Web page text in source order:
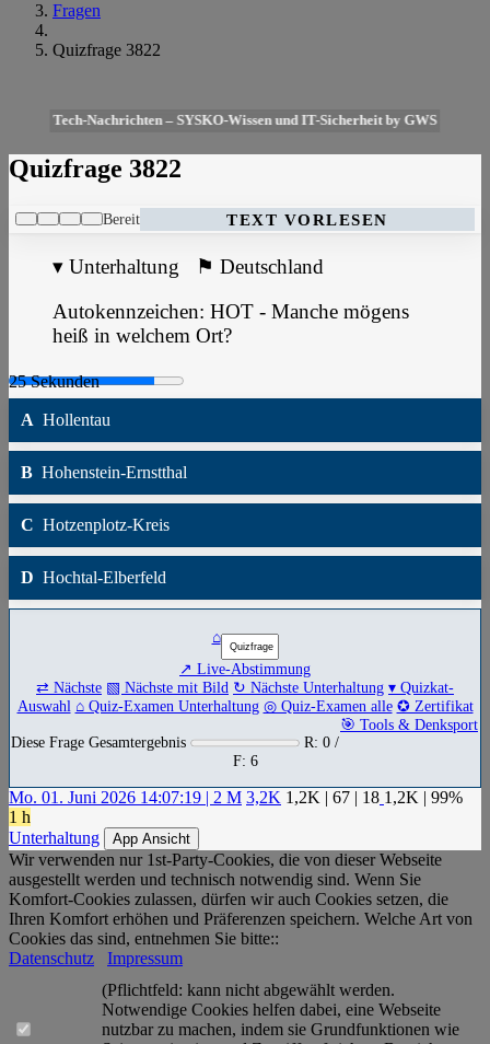
Fragen
Quizfrage 3822
Tech-Nachrichten – SYSKO-Wissen und IT-Sicherheit by GWS
Quizfrage 3822
Bereit TEXT VORLESEN
▾ Unterhaltung ⚑ Deutschland
Autokennzeichen: HOT - Manche mögens
heiß in welchem Ort?
A Hollentau
B Hohenstein-Ernstthal
C Hotzenplotz-Kreis
D Hochtal-Elberfeld
⌂
↗ Live-Abstimmung
⇄ Nächste ▧ Nächste mit Bild ↻ Nächste Unterhaltung ▾ Quizkat-
Auswahl ⌂ Quiz-Examen Unterhaltung ◎ Quiz-Examen alle ✪ Zertifikat
🎯 Tools & Denksport
Diese Frage Gesamtergebnis
R: 0 /
F: 6
Mo. 01. Juni 2026 14:07:19 | 2 M 3,2K 1,2K | 67 | 18 1,2K | 99%
1 h
Unterhaltung
App Ansicht
Wir verwenden nur 1st-Party-Cookies, die von dieser Webseite
ausgestellt werden und technisch notwendig sind. Wenn Sie
Komfort-Cookies zulassen, dürfen wir auch Cookies setzen, die
Ihren Komfort erhöhen und Präferenzen speichern. Welche Art von
Cookies das sind, entnehmen Sie bitte::
Datenschutz
Impressum
(Pflichtfeld: kann nicht abgewählt werden.
Notwendige Cookies helfen dabei, eine Webseite
nutzbar zu machen, indem sie Grundfunktionen wie